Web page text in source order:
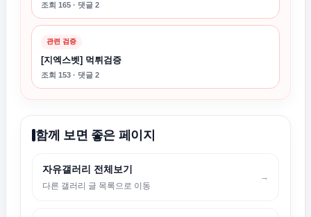
조회 165 · 댓글 2
관련 검증
[지엑스벳] 먹튀검증
조회 153 · 댓글 2
함께 보면 좋은 페이지
자유갤러리 전체보기
다른 갤러리 글 목록으로 이동
→